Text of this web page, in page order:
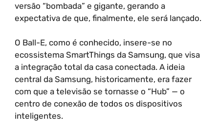
versão “bombada” e gigante, gerando a
expectativa de que, finalmente, ele será lançado.
O Ball-E, como é conhecido, insere-se no
ecossistema SmartThings da Samsung, que visa
a integração total da casa conectada. A ideia
central da Samsung, historicamente, era fazer
com que a televisão se tornasse o “Hub” — o
centro de conexão de todos os dispositivos
inteligentes.